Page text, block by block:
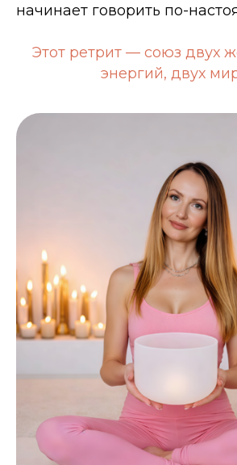
начинает говорить по-
Этот ретрит — союз двух
энергий, двух